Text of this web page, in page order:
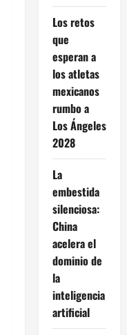
Los retos
que
esperan a
los atletas
mexicanos
rumbo a
Los Ángeles
2028
La
embestida
silenciosa:
China
acelera el
dominio de
la
inteligencia
artificial